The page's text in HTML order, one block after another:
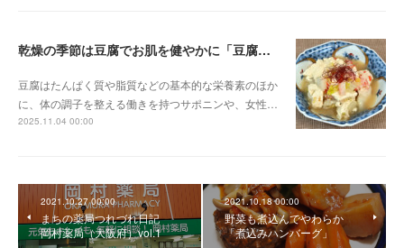
乾燥の季節は豆腐でお肌を健やかに「豆腐とカニカマのスープ煮」
豆腐はたんぱく質や脂質などの基本的な栄養素のほか
に、体の調子を整える働きを持つサポニンや、女性…
2025.11.04 00:00
2021.10.27 00:00
まちの薬局つれづれ日記
岡村薬局（大阪府）vol.1
2021.10.18 00:00
野菜も煮込んでやわらか
「煮込みハンバーグ」